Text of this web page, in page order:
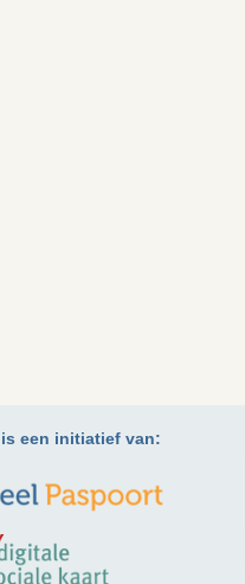
een initiatief van: